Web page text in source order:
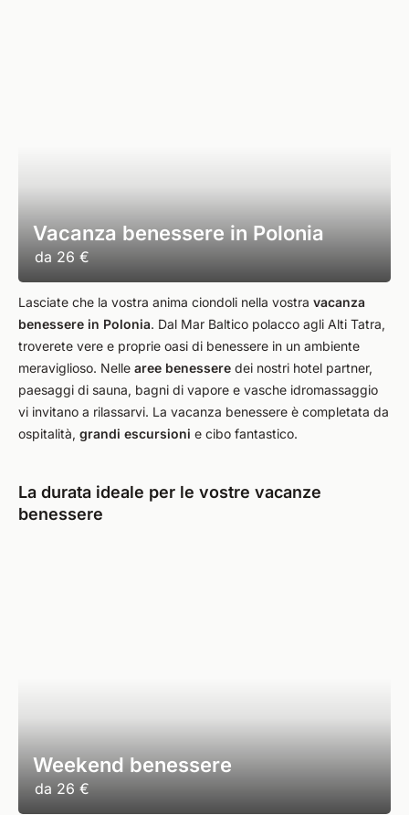
Vacanza benessere in Polonia
da 26 €
Lasciate che la vostra anima ciondoli nella vostra vacanza
benessere in Polonia. Dal Mar Baltico polacco agli Alti Tatra,
troverete vere e proprie oasi di benessere in un ambiente
meraviglioso. Nelle aree benessere dei nostri hotel partner,
paesaggi di sauna, bagni di vapore e vasche idromassaggio
vi invitano a rilassarvi. La vacanza benessere è completata da
ospitalità, grandi escursioni e cibo fantastico.
La durata ideale per le vostre vacanze
benessere
Weekend benessere
da 26 €